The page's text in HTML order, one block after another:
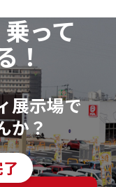
って
！
展示場で
か？